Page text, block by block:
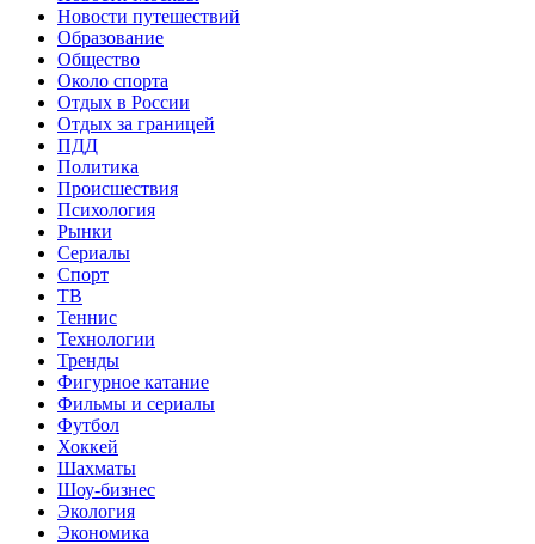
Новости путешествий
Образование
Общество
Около спорта
Отдых в России
Отдых за границей
ПДД
Политика
Происшествия
Психология
Рынки
Сериалы
Спорт
ТВ
Теннис
Технологии
Тренды
Фигурное катание
Фильмы и сериалы
Футбол
Хоккей
Шахматы
Шоу-бизнес
Экология
Экономика